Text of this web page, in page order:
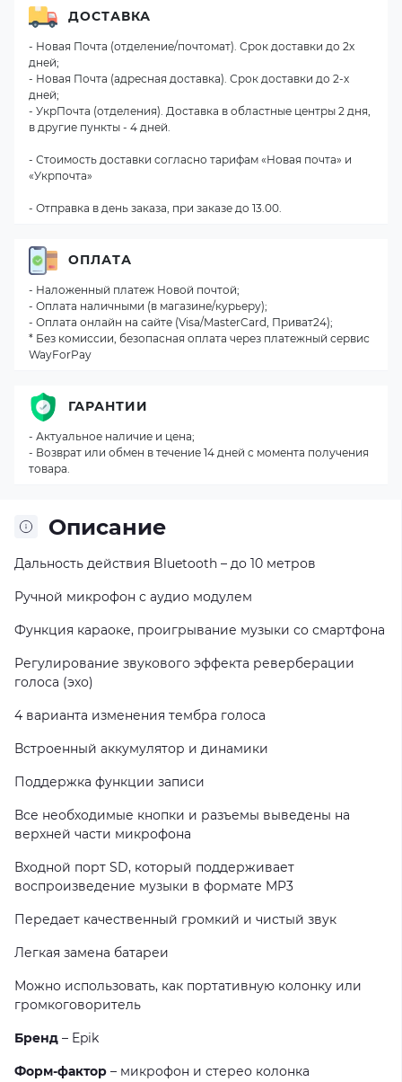
Описание
Дальность действия Bluetooth – до 10 метров
Ручной микрофон с аудио модулем
Функция караоке, проигрывание музыки со смартфона
Регулирование звукового эффекта реверберации
голоса (эхо)
4 варианта изменения тембра голоса
Встроенный аккумулятор и динамики
Поддержка функции записи
Все необходимые кнопки и разъемы выведены на
верхней части микрофона
Входной порт SD, который поддерживает
воспроизведение музыки в формате MP3
Передает качественный громкий и чистый звук
Легкая замена батареи
Можно использовать, как портативную колонку или
громкоговоритель
Бренд – Epik
Форм-фактор – микрофон и стерео колонка
ДОСТАВКА
- Новая Почта (отделение/почтомат). Срок доставки до 2х
дней;
- Новая Почта (адресная доставка). Срок доставки до 2-х
дней;
- УкрПочта (отделения). Доставка в областные центры 2 дня,
в другие пункты - 4 дней.
- Стоимость доставки согласно тарифам «Новая почта» и
«Укрпочта»
- Отправка в день заказа, при заказе до 13.00.
ОПЛАТА
- Наложенный платеж Новой почтой;
- Оплата наличными (в магазине/курьеру);
- Оплата онлайн на сайте (Visa/MasterCard, Приват24);
* Без комиссии, безопасная оплата через платежный сервис
WayForPay
ГАРАНТИИ
- Актуальное наличие и цена;
- Возврат или обмен в течение 14 дней с момента получения
товара.